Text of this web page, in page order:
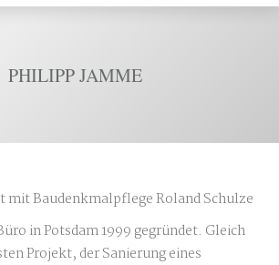
PHILIPP JAMME
mit Baudenkmalpflege Roland Schulze
in Potsdam 1999 gegründet. Gleich
Projekt, der Sanierung eines